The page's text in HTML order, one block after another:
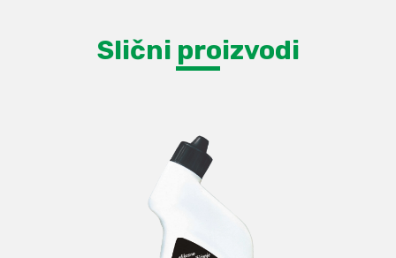
Slični proizvodi